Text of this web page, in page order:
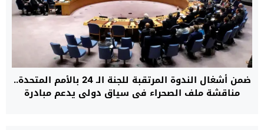
ضمن أشغال الندوة المرتقبة للجنة الـ 24 بالأمم المتحدة..
مناقشة ملف الصحراء في سياق دولي يدعم مبادرة